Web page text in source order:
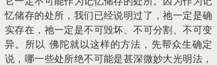
忆储存的处所，我们已经说明过了，祂一定是确
实存在，祂一定是不可毁坏、不可分割、不可变
异。所以 佛陀就以这样的方法，先帮众生确定
说，哪一些处所绝不可能是甚深微妙大光明法，